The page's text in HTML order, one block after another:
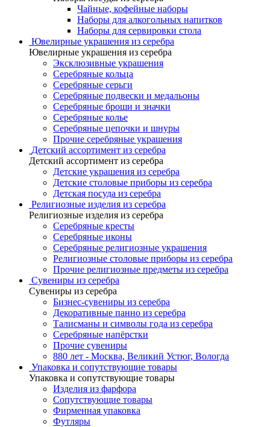
Чайные, кофейные наборы
Наборы для алкогольных напитков
Наборы для сервировки стола
Ювелирные украшения из серебра
Ювелирные украшения из серебра
Эксклюзивные украшения
Серебряные кольца
Серебряные серьги
Серебряные подвески и медальоны
Серебряные броши и значки
Серебряные колье
Серебряные цепочки и шнуры
Прочие серебряные украшения
Детский ассортимент из серебра
Детский ассортимент из серебра
Детские украшения из серебра
Детские столовые приборы из серебра
Детская посуда из серебра
Религиозные изделия из серебра
Религиозные изделия из серебра
Серебряные кресты
Серебряные иконы
Серебряные религиозные украшения
Религиозные столовые приборы из серебра
Прочие религиозные предметы из серебра
Сувениры из серебра
Сувениры из серебра
Бизнес-сувениры из серебра
Декоративные панно из серебра
Талисманы и символы года из серебра
Серебряные напёрстки
Прочие сувениры
880 лет - Москва, Великий Устюг, Вологда
Упаковка и сопутствующие товары
Упаковка и сопутствующие товары
Изделия из фарфора
Сопутствующие товары
Фирменная упаковка
Футляры